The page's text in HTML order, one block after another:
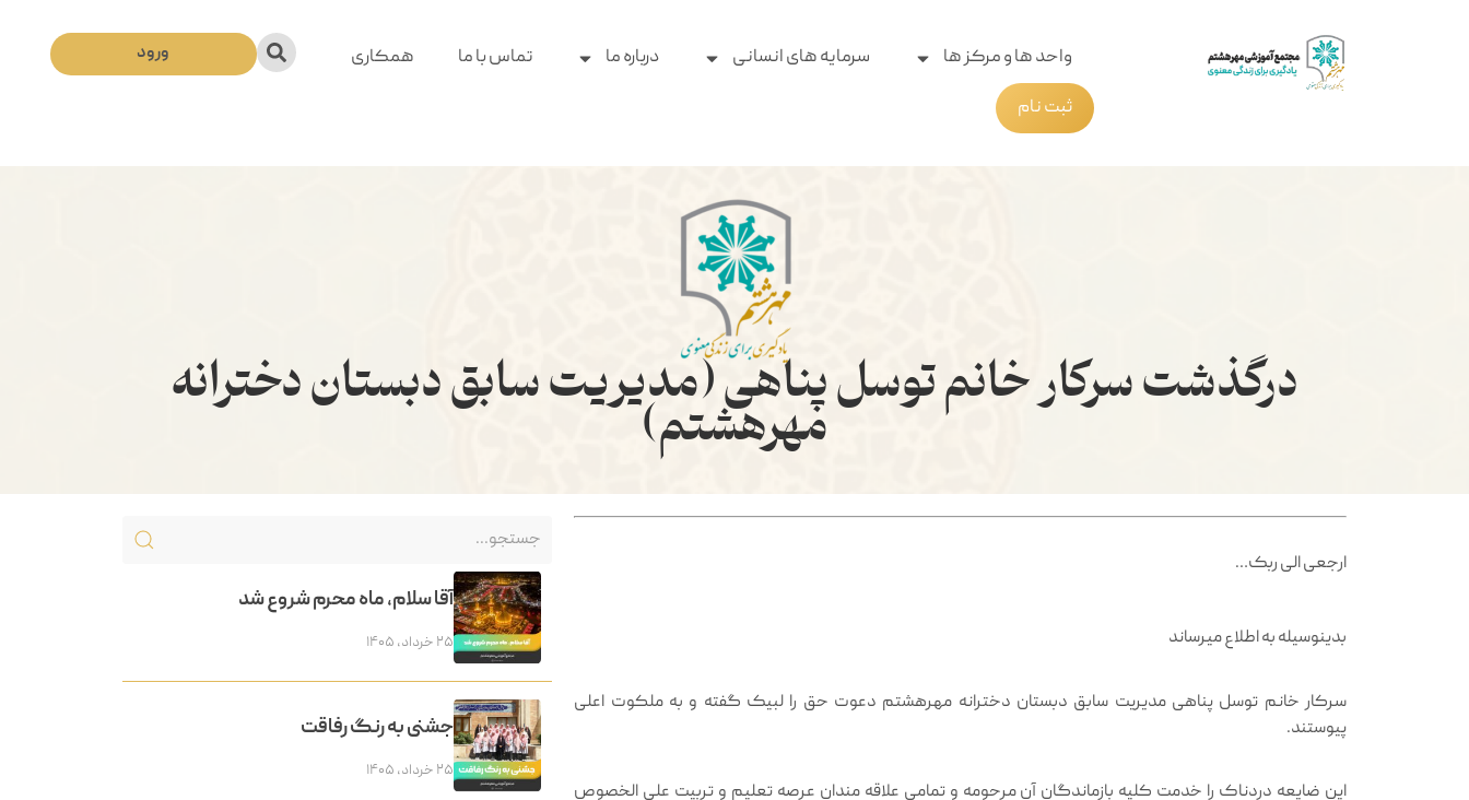
واحد ها و مرکز ها سرمایه های انسانی درباره ما تماس با ما
همکاری
ثبت نام
ورود
درگذشت سرکار خانم توسل پناهی (مدیریت سابق دبستان دخترانه
مهرهشتم)
ارجعی الی ربک…
بدینوسیله به اطلاع میرساند
سرکار خانم توسل پناهی مدیریت سابق دبستان دخترانه مهرهشتم دعوت حق را لبیک گفته و به ملکوت اعلی
پیوستند.
این ضایعه دردناک را خدمت کلیه بازماندگان آن مرحومه و تمامی علاقه مندان عرصه تعلیم و تربیت علی الخصوص
آقا سلام، ماه محرم شروع شد
۲۵ خرداد, ۱۴۰۵
جشنی به رنگ رفاقت
۲۵ خرداد, ۱۴۰۵